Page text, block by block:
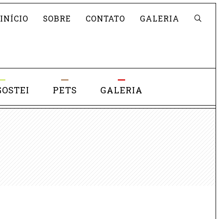
Pesquisar
INÍCIO
SOBRE CONTATO GALERIA
PETS GALERIA